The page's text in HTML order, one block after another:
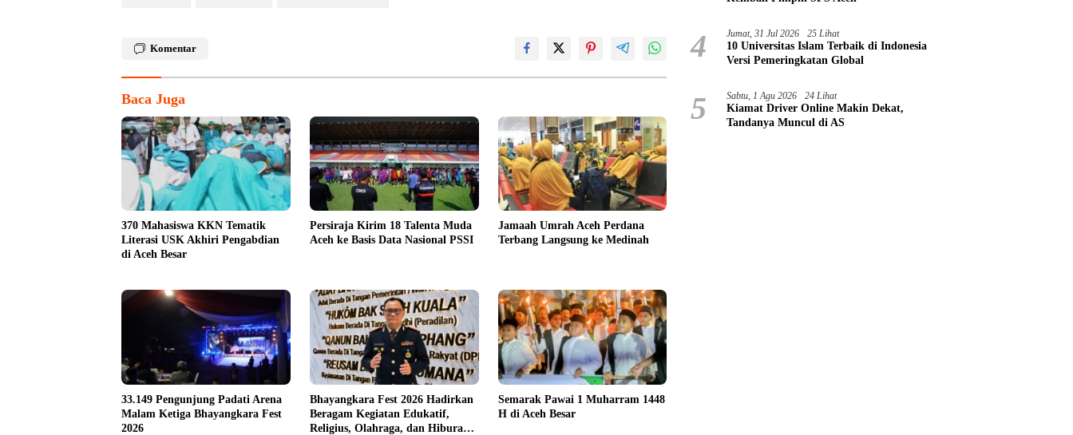
Komentar
Baca Juga
370 Mahasiswa KKN Tematik
Literasi USK Akhiri Pengabdian
di Aceh Besar
Persiraja Kirim 18 Talenta Muda
Aceh ke Basis Data Nasional PSSI
Jamaah Umrah Aceh Perdana
Terbang Langsung ke Medinah
33.149 Pengunjung Padati Arena
Malam Ketiga Bhayangkara Fest
2026
Bhayangkara Fest 2026 Hadirkan
Beragam Kegiatan Edukatif,
Religius, Olahraga, dan Hiburan
Semarak Pawai 1 Muharram 1448
H di Aceh Besar
4 Jumat, 31 Jul 2026 25 Lihat
10 Universitas Islam Terbaik di Indonesia
Versi Pemeringkatan Global
5 Sabtu, 1 Agu 2026 24 Lihat
Kiamat Driver Online Makin Dekat,
Tandanya Muncul di AS